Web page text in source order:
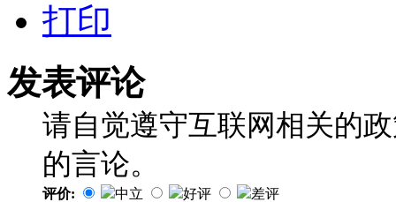
打印
发表评论
请自觉遵守互联网相关的
的言论。
评价: 中立 好评
差评